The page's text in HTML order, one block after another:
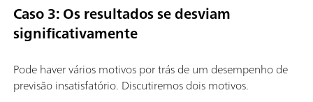
Caso 3: Os resultados se desviam
significativamente
Pode haver vários motivos por trás de um desempenho de
previsão insatisfatório. Discutiremos dois motivos.